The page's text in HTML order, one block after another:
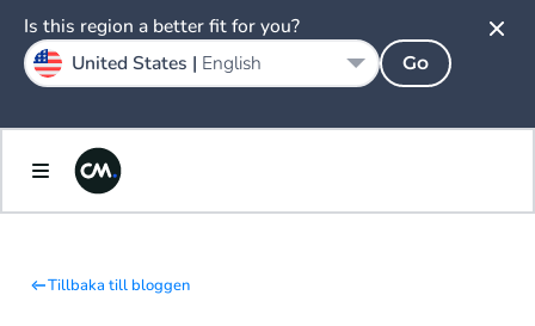
Tillbaka till bloggen
Is this region a better fit for you?
United States | English Go